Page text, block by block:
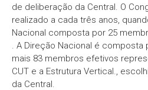
de deliberação da Central. O
realizado a cada três anos,
Nacional composta por 25
. A Direção Nacional é composta
mais 83 membros efetivos
CUT e a Estrutura Vertical.,
da Central.